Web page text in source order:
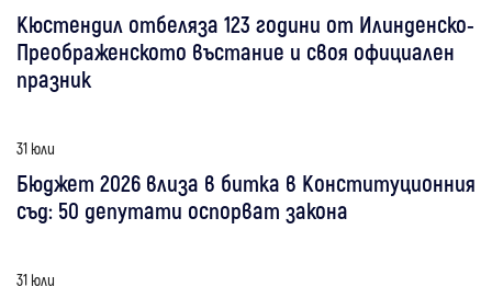
Кюстендил отбеляза 123 години от Илинденско-
Преображенското въстание и своя официален
празник
31 юли
Бюджет 2026 влиза в битка в Конституционния
съд: 50 депутати оспорват закона
31 юли